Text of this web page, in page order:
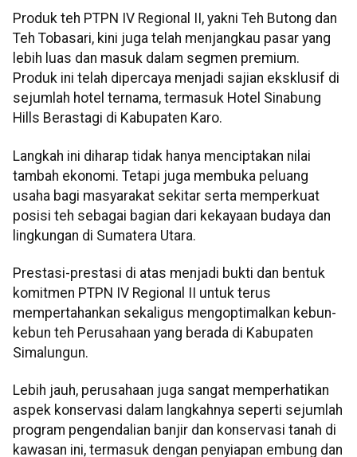
Produk teh PTPN IV Regional II, yakni Teh Butong dan
Teh Tobasari, kini juga telah menjangkau pasar yang
lebih luas dan masuk dalam segmen premium.
Produk ini telah dipercaya menjadi sajian eksklusif di
sejumlah hotel ternama, termasuk Hotel Sinabung
Hills Berastagi di Kabupaten Karo.
Langkah ini diharap tidak hanya menciptakan nilai
tambah ekonomi. Tetapi juga membuka peluang
usaha bagi masyarakat sekitar serta memperkuat
posisi teh sebagai bagian dari kekayaan budaya dan
lingkungan di Sumatera Utara.
Prestasi-prestasi di atas menjadi bukti dan bentuk
komitmen PTPN IV Regional II untuk terus
mempertahankan sekaligus mengoptimalkan kebun-
kebun teh Perusahaan yang berada di Kabupaten
Simalungun.
Lebih jauh, perusahaan juga sangat memperhatikan
aspek konservasi dalam langkahnya seperti sejumlah
program pengendalian banjir dan konservasi tanah di
kawasan ini, termasuk dengan penyiapan embung dan